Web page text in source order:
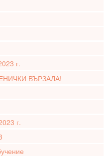
г.
ВЪРЗАЛА!
г.